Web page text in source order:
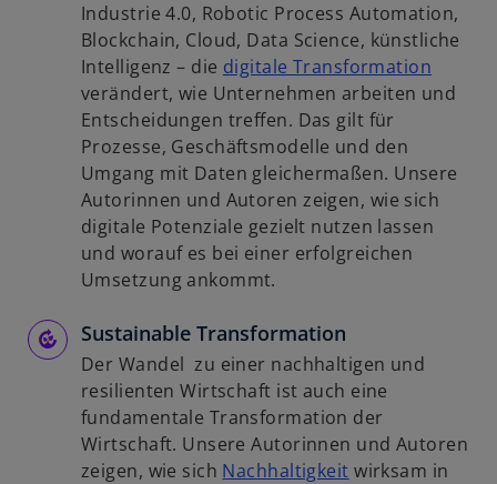
Industrie 4.0, Robotic Process Automation,
Blockchain, Cloud, Data Science, künstliche
Intelligenz – die digitale Transformation
i
i
n
e
e
n
verändert, wie Unternehmen arbeiten und
Entscheidungen treffen. Das gilt für
Prozesse, Geschäftsmodelle und den
Umgang mit Daten gleichermaßen. Unsere
Autorinnen und Autoren zeigen, wie sich
digitale Potenziale gezielt nutzen lassen
und worauf es bei einer erfolgreichen
Umsetzung ankommt.
Sustainable Transformation
Der Wandel zu einer nachhaltigen und
resilienten Wirtschaft ist auch eine
fundamentale Transformation der
Wirtschaft. Unsere Autorinnen und Autoren
zeigen, wie sich Nachhaltigkeitwwirksam in